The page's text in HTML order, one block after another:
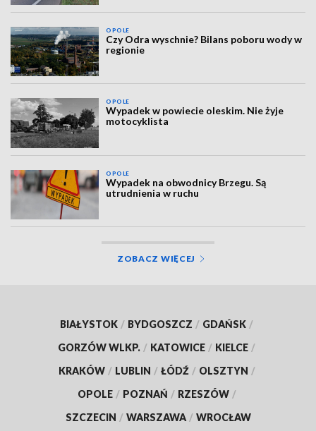
OPOLE
Czy Odra wyschnie? Bilans poboru wody w
regionie
OPOLE
Wypadek w powiecie oleskim. Nie żyje
motocyklista
OPOLE
Wypadek na obwodnicy Brzegu. Są
utrudnienia w ruchu
ZOBACZ WIĘCEJ
BIAŁYSTOK / BYDGOSZCZ / GDAŃSK /
GORZÓW WLKP. / KATOWICE / KIELCE /
KRAKÓW / LUBLIN / ŁÓDŹ / OLSZTYN /
OPOLE / POZNAŃ / RZESZÓW /
SZCZECIN / WARSZAWA / WROCŁAW